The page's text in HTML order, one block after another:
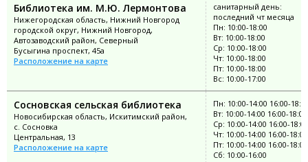
Библиотека им. М.Ю. Лермонтова
Нижегородская область, Нижний Новгород
городской округ, Нижний Новгород,
Автозаводский район, Северный
Бусыгина проспект, 45а
Расположение на карте
санитарный день:
последний чт месяца
Пн: 10:00-18:00
Вт: 10:00-18:00
Ср: 10:00-18:00
Чт: 10:00-18:00
Пт: 10:00-18:00
Вс: 10:00-17:00
Сосновская сельская библиотека
Новосибирская область, Искитимский район,
с. Сосновка
Центральная, 13
Расположение на карте
Пн: 10:00-14:00 16:00-
Вт: 10:00-14:00 16:00-18:00
Ср: 10:00-14:00 16:00-18:00
Чт: 10:00-14:00 16:00-18:00
Пт: 10:00-14:00 16:00-18:00
Сб: 10:00-16:00